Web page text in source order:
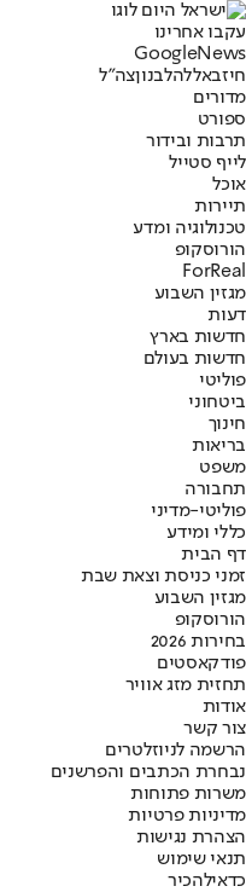
עקבו אחרינו
Googl eNews
חיזבאללהלבנוןצה"ל
מדורים
ספורט
תרבות ובידור
לייף סטייל
אוכל
תיירות
טכנולוגיה ומדע
הורוסקופ
ForReal
מגזין השבוע
דעות
חדשות בארץ
חדשות בעולם
פוליטי
ביטחוני
חינוך
בריאות
משפט
תחבורה
פוליטי-מדיני
כללי ומידע
דף הבית
זמני כניסת וצאת שבת
מגזין השבוע
הורוסקופ
בחירות 2026
פודקאסטים
תחזית מזג אוויר
אודות
צור קשר
הרשמה לניוזלטרים
נבחרת הכתבים והפרשנים
משרות פתוחות
מדיניות פרטיות
הצהרת נגישות
תנאי שימוש
כדאילהכיר